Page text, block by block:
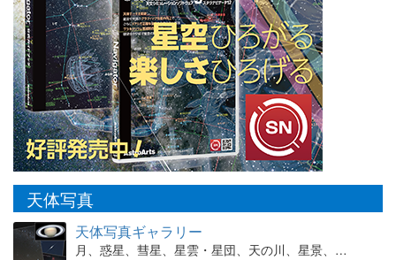
天体写真
天体写真ギャラリー
月、惑星、彗星、星雲・星団、天の川、星景、…